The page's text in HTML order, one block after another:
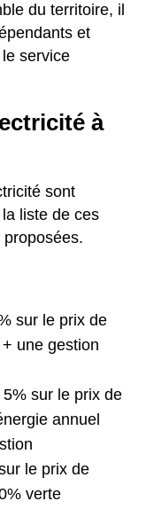
du territoire, il
et
service
à
sont
liste de ces
sur le prix de
une gestion
sur le prix de
annuel
le prix de
verte